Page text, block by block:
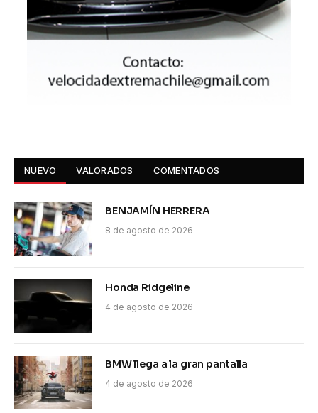
NUEVO VALORADOS COMENTADOS
BENJAMÍN HERRERA
8 de agosto de 2026
Honda Ridgeline
4 de agosto de 2026
BMW llega a la gran pantalla
4 de agosto de 2026